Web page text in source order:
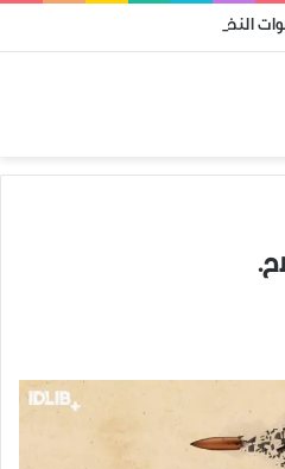
النظام وميليشياته